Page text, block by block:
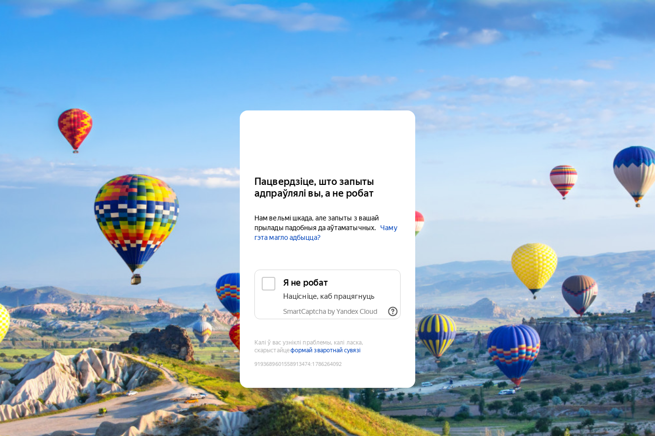
Пацвердзіце, што запыты
адпраўлялі вы, а не робат
Нам вельмі шкада, але запыты з вашай
прылады падобныя да аўтаматычных.
Чаму
гэта магло адбыцца?
Я не робат
Націсніце, каб працягнуць
SmartCaptcha by Yandex Cloud
Калі ў вас узніклі праблемы, калі ласка,
скарыстайцеформай зваротнай сувязі
9193689601558913474:1786264092